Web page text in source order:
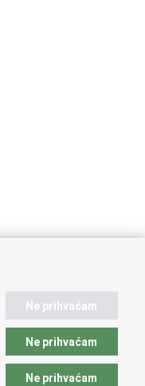
Ne prihvaćam
Ne prihvaćam
Ne prihvaćam